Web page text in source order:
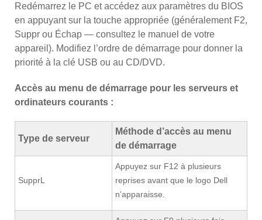
Redémarrez le PC et accédez aux paramètres du BIOS
en appuyant sur la touche appropriée (généralement F2,
Suppr ou Échap — consultez le manuel de votre
appareil). Modifiez l’ordre de démarrage pour donner la
priorité à la clé USB ou au CD/DVD.
Accès au menu de démarrage pour les serveurs et
ordinateurs courants :
Type de serveur
Méthode d’accès au menu
de démarrage
SupprL
Appuyez sur F12 à plusieurs
reprises avant que le logo Dell
n’apparaisse.